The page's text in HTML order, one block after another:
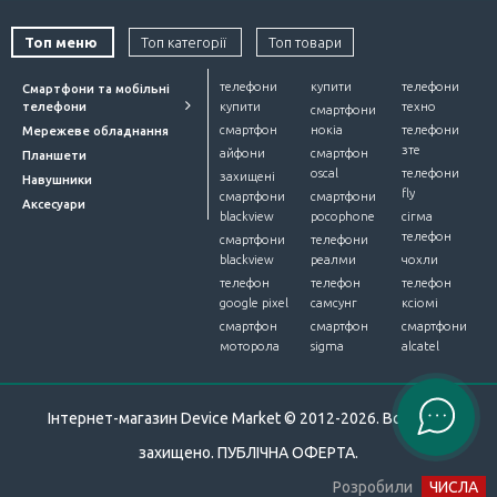
смартфони samsung
купити блютуз колонку proove
купити чохол для iphone
купити навушники samsung планшети oscal
смарт годиник
панасонік навушники термопасти
Топ меню Топ категорії Топ товари
Смартфони та мобільні
телефони
Мережеве обладнання
Планшети
Навушники
Аксесуари
телефони
купити
смартфон
айфони
захищені
смартфони
blackview
смартфони
blackview
телефон
google pixel
смартфон
моторола
купити
смартфони
нокіа
смартфон
oscal
смартфони
pocophone
телефони
реалми
телефон
самсунг
смартфон
sigma
телефони
техно
телефони
зте
телефони
fly
сігма
телефон
чохли
телефон
ксіомі
смартфони
alcatel
Інтернет-магазин Device Market © 2012-2026. Всі права
захищено. ПУБЛІЧНА ОФЕРТА.
Розробили
ЧИСЛА